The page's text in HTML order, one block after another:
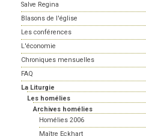
Salve Regina
Blasons de l'église
Les conférences
L'économie
Chroniques mensuelles
FAQ
La Liturgie
Les homélies
Archives homélies
Homélies 2006
Maître Eckhart